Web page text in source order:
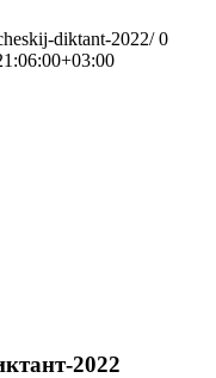
diktant-2022/ 0
2022